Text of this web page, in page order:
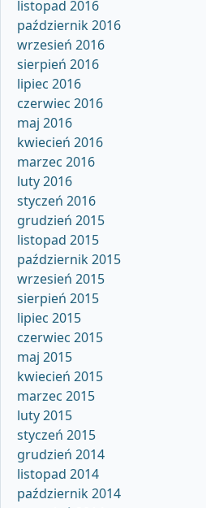
listopad 2016
październik 2016
wrzesień 2016
sierpień 2016
lipiec 2016
czerwiec 2016
maj 2016
kwiecień 2016
marzec 2016
luty 2016
styczeń 2016
grudzień 2015
listopad 2015
październik 2015
wrzesień 2015
sierpień 2015
lipiec 2015
czerwiec 2015
maj 2015
kwiecień 2015
marzec 2015
luty 2015
styczeń 2015
grudzień 2014
listopad 2014
październik 2014